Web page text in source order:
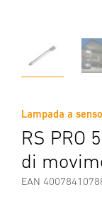
Lampada a
RS PRO
di
EAN